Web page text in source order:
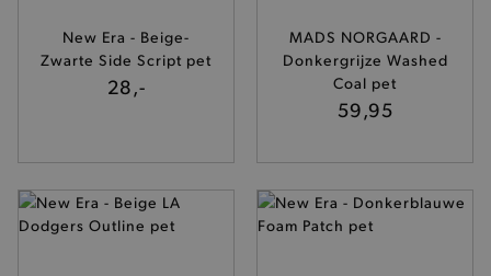
New Era - Beige-
Zwarte Side Script pet
28,-
MADS NORGAARD -
Donkergrijze Washed
Coal pet
59,95